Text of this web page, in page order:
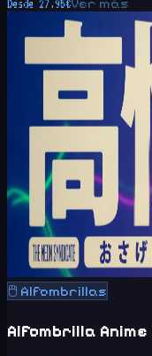
Desde 27.95€Ver más
🖱️ Alfombrillas
Alfombrilla Anime